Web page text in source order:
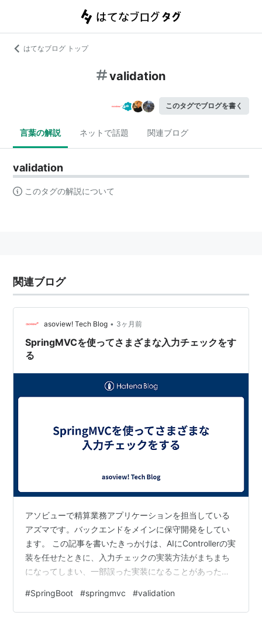
はてなブログ トップ
validation
このタグでブログを書く
言葉の解説 ネットで話題 関連ブログ
validation
このタグの解説について
関連ブログ
asoview! Tech Blog • 3ヶ月前
SpringMVCを使ってさまざまな入力チェックをす
る
アソビューで精算業務アプリケーションを担当している
アズマです。バックエンドをメインに保守開発をしてい
ます。 この記事を書いたきっかけは、AIにControllerの実
装を任せたときに、入力チェックの実装方法がまちまち
になってしまい、一部誤った実装になることがあったた
を実現するにはいくつかの定義方法があり、またフレー
ムワークの機能を使うことなく実装もできてしまうこと
#SpringBoot #springmvc #validation